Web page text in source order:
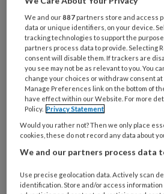
Wat
is
je
e-
mailadres?
* *
Kies
je
wachtwoord*
Kies
functie *
Bij
We and our887 partners store and access
data or unique identifiers, on your device.
tracking technologies to support the
partners process data to provide. Selecting
consent will disable them. If trackers are
you see may not be as relevant to you. You
change your choices or withdraw consent
Manage Preferences link on the bottom of
have effect within our Website. For more
Policy. Privacy Statement
Would you rather not? Then we only place
cookies, these do not record any data about
We and our partners process data
Use precise geolocation data. Actively scan
identification. Store and/or access information